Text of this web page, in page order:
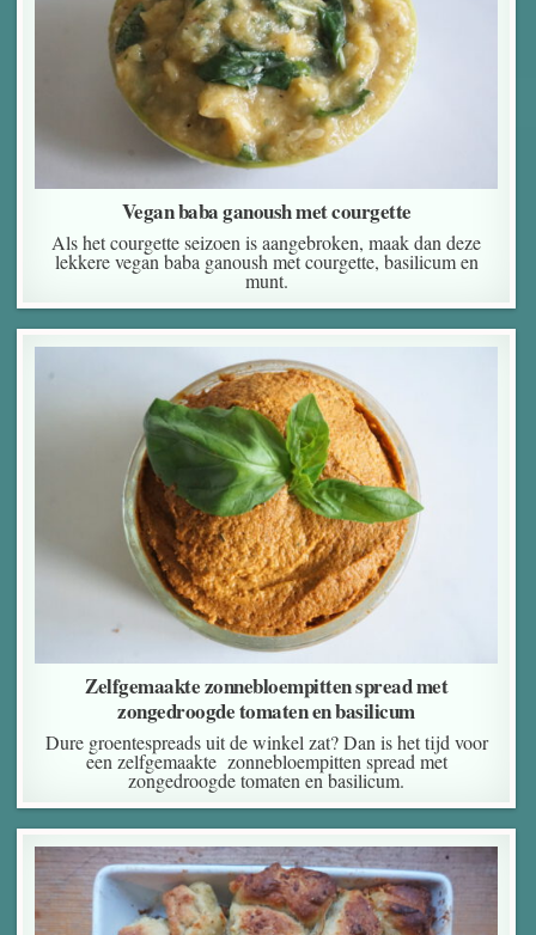
Vegan baba ganoush met courgette
Als het courgette seizoen is aangebroken, maak dan deze
lekkere vegan baba ganoush met courgette, basilicum en
munt.
Zelfgemaakte zonnebloempitten spread met
zongedroogde tomaten en basilicum
Dure groentespreads uit de winkel zat? Dan is het tijd voor
een zelfgemaakte zonnebloempitten spread met
zongedroogde tomaten en basilicum.